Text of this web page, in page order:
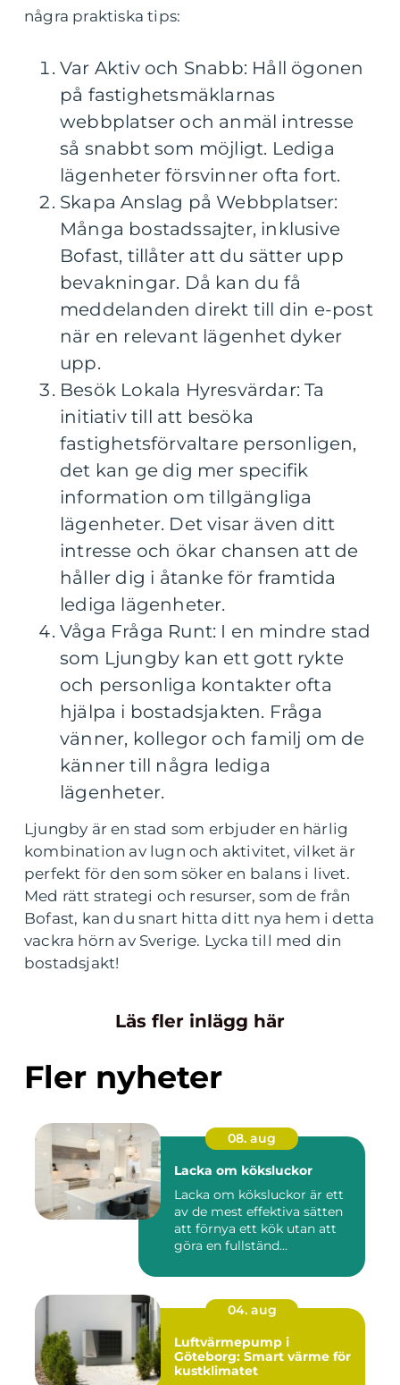
några praktiska tips:
Var Aktiv och Snabb: Håll ögonen
på fastighetsmäklarnas
webbplatser och anmäl intresse
så snabbt som möjligt. Lediga
lägenheter försvinner ofta fort.
Skapa Anslag på Webbplatser:
Många bostadssajter, inklusive
Bofast, tillåter att du sätter upp
bevakningar. Då kan du få
meddelanden direkt till din e-post
när en relevant lägenhet dyker
upp.
Besök Lokala Hyresvärdar: Ta
initiativ till att besöka
fastighetsförvaltare personligen,
det kan ge dig mer specifik
information om tillgängliga
lägenheter. Det visar även ditt
intresse och ökar chansen att de
håller dig i åtanke för framtida
lediga lägenheter.
Våga Fråga Runt: I en mindre stad
som Ljungby kan ett gott rykte
och personliga kontakter ofta
hjälpa i bostadsjakten. Fråga
vänner, kollegor och familj om de
känner till några lediga
lägenheter.
Ljungby är en stad som erbjuder en härlig
kombination av lugn och aktivitet, vilket är
perfekt för den som söker en balans i livet.
Med rätt strategi och resurser, som de från
Bofast, kan du snart hitta ditt nya hem i detta
vackra hörn av Sverige. Lycka till med din
bostadsjakt!
Läs fler inlägg här
Fler nyheter
08. aug
Lacka om köksluckor
Lacka om köksluckor är ett
av de mest effektiva sätten
att förnya ett kök utan att
göra en fullständ...
04. aug
Luftvärmepump i
Göteborg: Smart värme för
kustklimatet